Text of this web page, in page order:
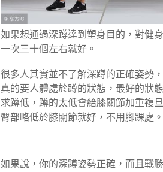
如果想通過深蹲達到塑身目的，對健
一次三十個左右就好。
很多人其實並不了解深蹲的正確姿勢
真的要人體處於蹲的狀態，最好的狀
求蹲低，蹲的太低會給膝關節加重複
臀部略低於膝關節就好，不用腳踝處。
如果說，你的深蹲姿勢正確，而且戰